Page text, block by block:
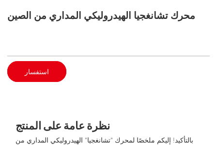
محرك تشانغجيا الهيدروليكي المداري من الصين
استفسار
نظرة عامة على المنتج
بالتأكيد! إليكم ملخصًا لمحرك "تشانغجيا" الهيدروليكي المداري من